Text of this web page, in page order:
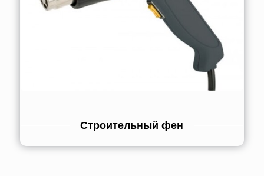
Строительный фен